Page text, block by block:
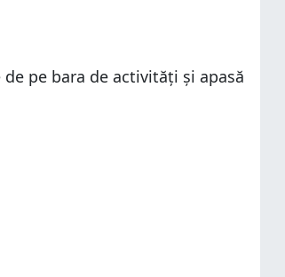
pe bara de activități și apasă